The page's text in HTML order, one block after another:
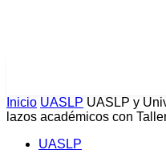
Inicio UASLP UASLP y
lazos académicos con
UASLP